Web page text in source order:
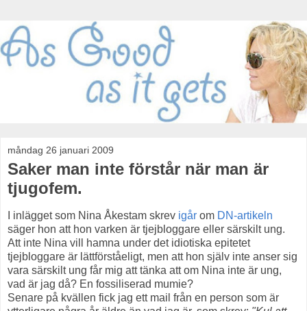
måndag 26 januari 2009
Saker man inte förstår när man är
tjugofem.
I inlägget som Nina Åkestam skrev igår om DN-artikeln
säger hon att hon varken är tjejbloggare eller särskilt ung.
Att inte Nina vill hamna under det idiotiska epitetet
tjejbloggare är lättförståeligt, men att hon själv inte anser sig
vara särskilt ung får mig att tänka att om Nina inte är ung,
vad är jag då? En fossiliserad mumie?
Senare på kvällen fick jag ett mail från en person som är